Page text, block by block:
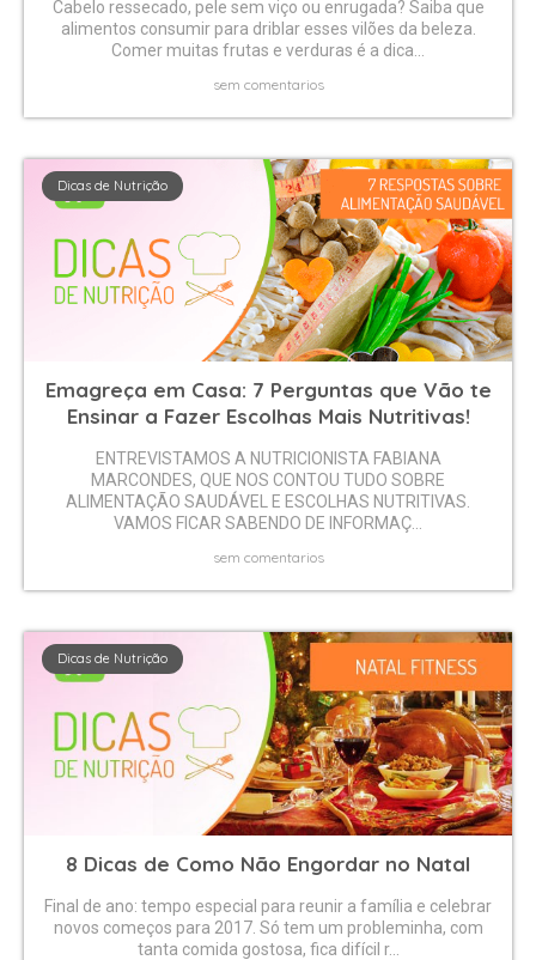
Cabelo ressecado, pele sem viço ou enrugada? Saiba que
alimentos consumir para driblar esses vilões da beleza.
Comer muitas frutas e verduras é a dica...
sem comentarios
Dicas de Nutrição
Emagreça em Casa: 7 Perguntas que Vão te
Ensinar a Fazer Escolhas Mais Nutritivas!
ENTREVISTAMOS A NUTRICIONISTA FABIANA
MARCONDES, QUE NOS CONTOU TUDO SOBRE
ALIMENTAÇÃO SAUDÁVEL E ESCOLHAS NUTRITIVAS.
VAMOS FICAR SABENDO DE INFORMAÇ...
sem comentarios
Dicas de Nutrição
8 Dicas de Como Não Engordar no Natal
Final de ano: tempo especial para reunir a família e celebrar
novos começos para 2017. Só tem um probleminha, com
tanta comida gostosa, fica difícil r...